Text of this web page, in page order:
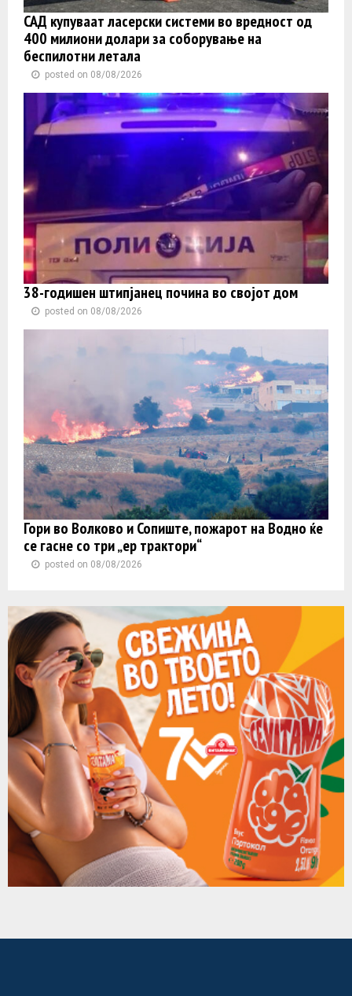
САД купуваат ласерски системи во вредност од
400 милиони долари за соборување на
беспилотни летала
posted on 08/08/2026
38-годишен штипјанец почина во својот дом
posted on 08/08/2026
Гори во Волково и Сопиште, пожарот на Водно ќе
се гасне со три „ер трактори“
posted on 08/08/2026